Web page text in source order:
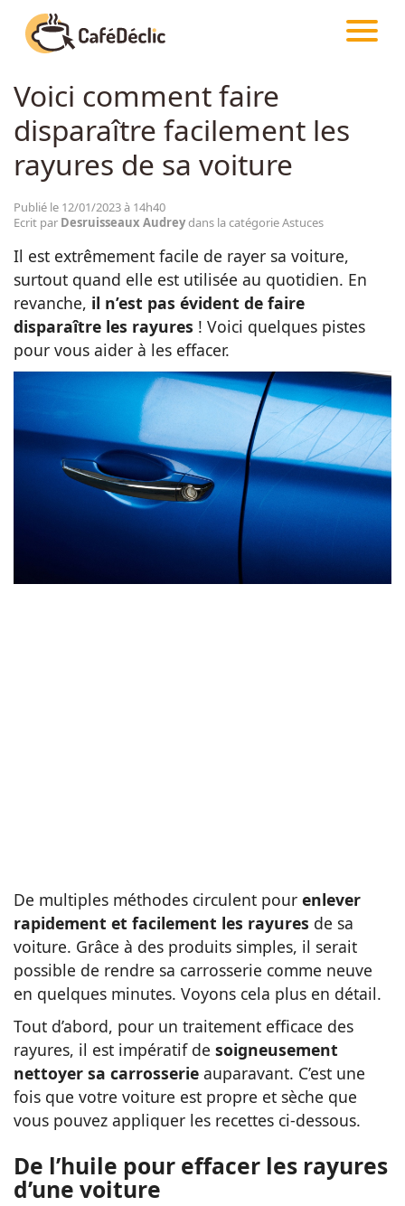
Créativité
Divertissement
Insolite
Emotion
Famille
Santé
CAFÉDÉCLIC ARTICLES ASTUCES
Voici comment faire
disparaître facilement les
rayures de sa voiture
Publié le 12/01/2023 à 14h40
Ecrit par Desruisseaux Audreydans la catégorie Astuces
Il est extrêmement facile de rayer sa voiture,
surtout quand elle est utilisée au quotidien. En
revanche, il n’est pas évident de faire
disparaître les rayures ! Voici quelques pistes
pour vous aider à les effacer.
De multiples méthodes circulent pour enlever
rapidement et facilement les rayures de sa
voiture. Grâce à des produits simples, il serait
possible de rendre sa carrosserie comme neuve
en quelques minutes. Voyons cela plus en détail.
Tout d’abord, pour un traitement efficace des
rayures, il est impératif de soigneusement
nettoyer sa carrosserie auparavant. C’est une
fois que votre voiture est propre et sèche que
vous pouvez appliquer les recettes ci-dessous.
De l’huile pour effacer les rayures
d’une voiture